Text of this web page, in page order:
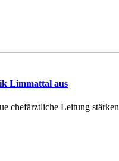
Limmattal aus
chefärztliche Leitung